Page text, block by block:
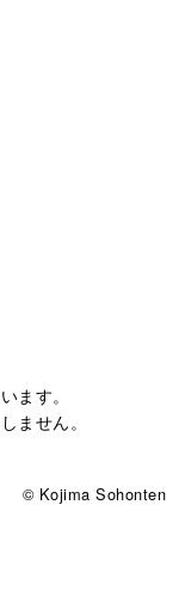
ます。
ません。
© Kojima Sohonten